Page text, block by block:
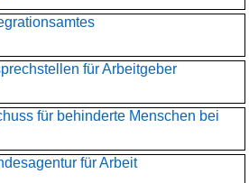
für Arbeitgeber
für behinderte Menschen bei
für Arbeit